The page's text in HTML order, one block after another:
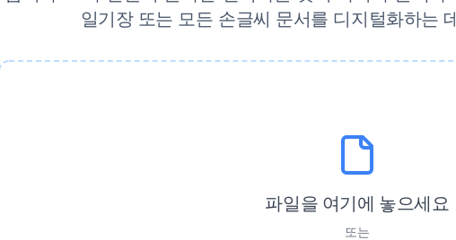
일기장 또는 모든 손글씨 문서를 디지털화하는
파일을 여기에 놓으세요
또는